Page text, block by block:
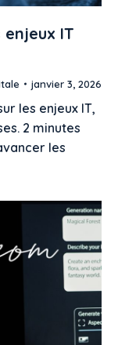
IT
janvier 3, 2026
les enjeux IT,
2 minutes
les